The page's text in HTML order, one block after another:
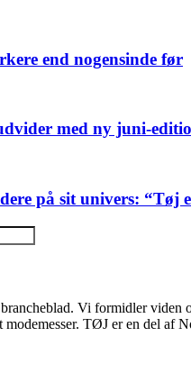
end nogensinde før
med ny juni-
på sit univers: “Tøj
Vi formidler viden
modemesser. TØJ er en del af